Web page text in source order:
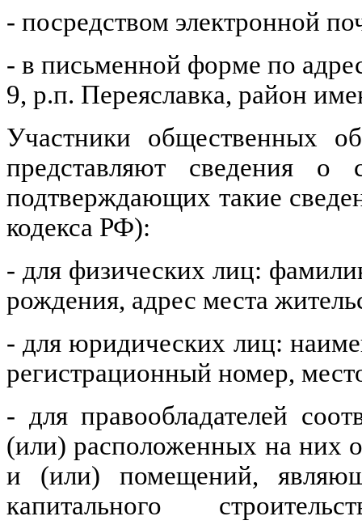
- посредством электронной
- в письменной форме по
9, р.п. Переяславка, район
Участники общественных
представляют сведения о
подтверждающих такие
кодекса РФ):
- для физических лиц:
рождения, адрес места
- для юридических лиц:
регистрационный номер,
- для правообладателей
(или) расположенных на них
и (или) помещений,
капитального